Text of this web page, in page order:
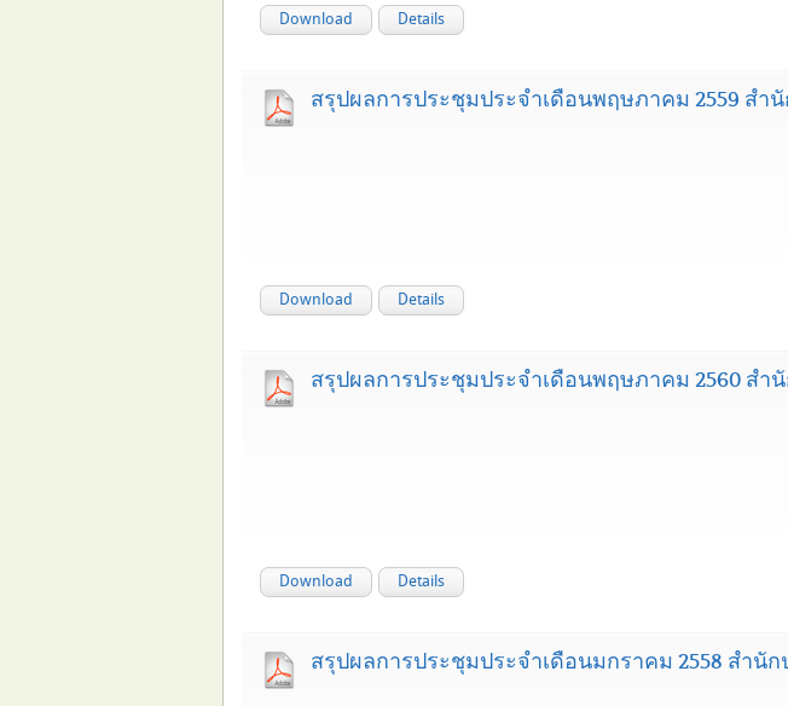
Download Details
สรุปผลการประชุมประจำเดือนพฤษภาคม 2559 สำ
Download Details
สรุปผลการประชุมประจำเดือนพฤษภาคม 2560 สำ
Download Details
สรุปผลการประชุมประจำเดือนมกราคม 2558 สำนัก